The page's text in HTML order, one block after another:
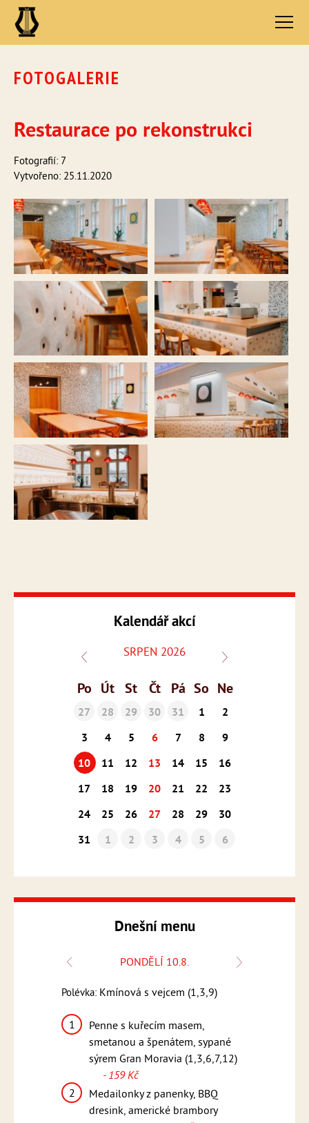
FOTOGALERIE
Restaurace po rekonstrukci
Fotografií: 7
Vytvořeno: 25.11.2020
Kalendář akcí
SRPEN 2026
Po Út St Čt Pá So Ne
27 28 29 30 31 1
2
3
4 5 6 7 8
9
10
11 12 13 14 15
16
17
18 19 20 21 22
23
24
25 26 27 28 29
30
31
1 2 3 4 5 6
Dnešní menu
PONDĚLÍ 10.8.
Polévka: Kmínová s vejcem (1,3,9)
1
Penne s kuřecím masem,
smetanou a špenátem, sypané
sýrem Gran Moravia (1,3,6,7,12)
- 159 Kč
2
Medailonky z panenky, BBQ
dresink, americké brambory